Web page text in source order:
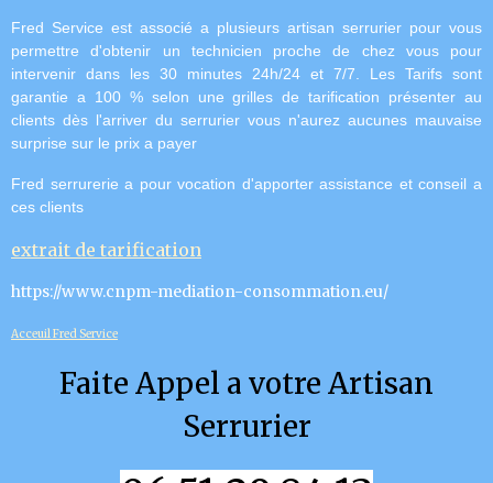
Fred Service est associé a plusieurs artisan serrurier pour vous
permettre d'obtenir un technicien proche de chez vous pour
intervenir dans les 30 minutes 24h/24 et 7/7. Les Tarifs sont
garantie a 100 % selon une grilles de tarification présenter au
clients dès l'arriver du serrurier vous n'aurez aucunes mauvaise
surprise sur le prix a payer
Fred serrurerie a pour vocation d'apporter assistance et conseil a
ces clients
extrait de tarification
https://www.cnpm-mediation-consommation.eu/
Acceuil Fred Service
Faite Appel a votre Artisan
Serrurier